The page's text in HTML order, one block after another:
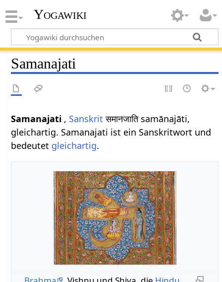
Yogawiki
Samanajati
Samanajati , Sanskrit समानजाति samānajāti,
gleichartig. Samanajati ist ein Sanskritwort und
bedeutet gleichartig.